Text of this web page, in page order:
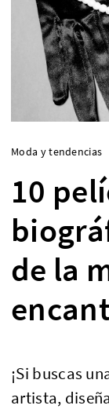
Moda y tendencias
10
de la
¡Si buscas
artista,